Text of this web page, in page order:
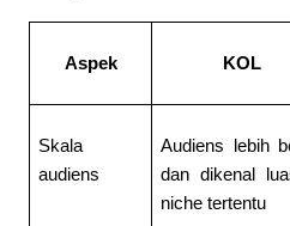
Aspek KOL
Skala
audiens
Audiens lebih
dan dikenal
niche tertentu